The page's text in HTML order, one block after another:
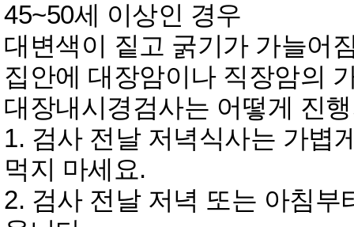
45~50세 이상인 경우
대변색이 짙고 굵기가 가늘어
집안에 대장암이나 직장암의
대장내시경검사는 어떻게 진
1. 검사 전날 저녁식사는 가볍
먹지 마세요.
2. 검사 전날 저녁 또는 아침